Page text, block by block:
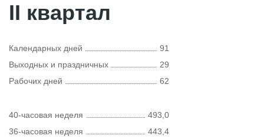
II квартал
Календарных дней
91
Выходных и праздничных
29
Рабочих дней
62
40-часовая неделя
493,0
36-часовая неделя
443,4